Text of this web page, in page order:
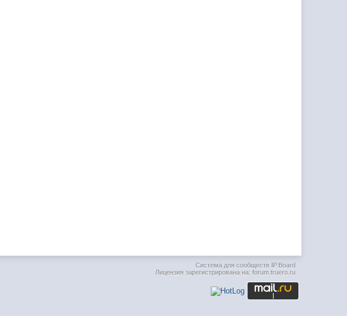
Система для сообществ IP.Board
Лицензия зарегистрирована на: forum.truero.ru